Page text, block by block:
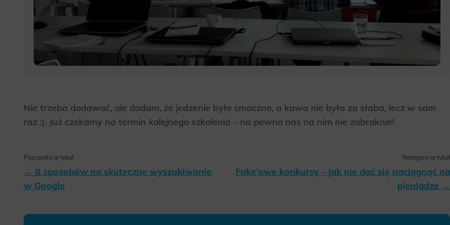
Nie trzeba dodawać, ale dodam, że jedzenie było smaczne, a kawa nie była za słaba, lecz w sam
raz :). Już czekamy na termin kolejnego szkolenia – na pewno nas na nim nie zabraknie!
Poprzedni artykuł
← 8 sposobów na skuteczne wyszukiwanie
w Google
Następny artykuł
Fake’owe konkursy – jak nie dać się naciągnąć na
pieniądze →